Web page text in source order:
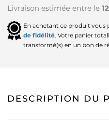
Livraison estimée entre le
En achetant ce produit vous
de fidélité. Votre panier
transformé(s) en un bon de
DESCRIPTION DU